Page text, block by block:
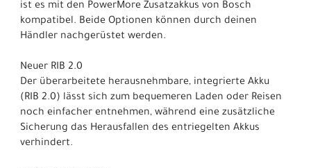
ist es mit den PowerMore Zusatzakkus von Bosch
kompatibel. Beide Optionen können durch deinen
Händler nachgerüstet werden.
Neuer RIB 2.0
Der überarbeitete herausnehmbare, integrierte Akku
(RIB 2.0) lässt sich zum bequemeren Laden oder Reisen
noch einfacher entnehmen, während eine zusätzliche
Sicherung das Herausfallen des entriegelten Akkus
verhindert.